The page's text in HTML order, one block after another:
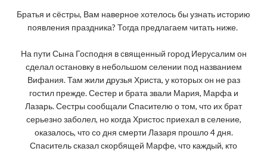
Братья и сёстры, Вам наверное хотелось бы узнать историю
появления праздника? Тогда предлагаем читать ниже.
На пути Сына Господня в священный город Иерусалим он
сделал остановку в небольшом селении под названием
Вифания. Там жили друзья Христа, у которых он не раз
гостил прежде. Сестер и брата звали Мария, Марфа и
Лазарь. Сестры сообщали Спасителю о том, что их брат
серьезно заболел, но когда Христос приехал в селение,
оказалось, что со дня смерти Лазаря прошло 4 дня.
Спаситель сказал скорбящей Марфе, что каждый, кто